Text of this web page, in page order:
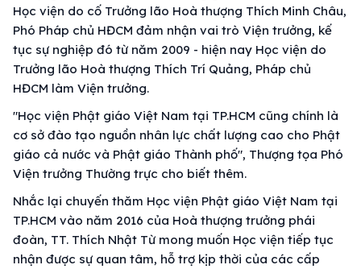
Học viện do cố Trưởng lão Hoà thượng Thích Minh Châu,
Phó Pháp chủ HĐCM đảm nhận vai trò Viện trưởng, kế
tục sự nghiệp đó từ năm 2009 - hiện nay Học viện do
Trưởng lão Hoà thượng Thích Trí Quảng, Pháp chủ
HĐCM làm Viện trưởng.
"Học viện Phật giáo Việt Nam tại TP.HCM cũng chính là
cơ sở đào tạo nguồn nhân lực chất lượng cao cho Phật
giáo cả nước và Phật giáo Thành phố", Thượng tọa Phó
Viện trưởng Thường trực cho biết thêm.
Nhắc lại chuyến thăm Học viện Phật giáo Việt Nam tại
TP.HCM vào năm 2016 của Hoà thượng trưởng phái
đoàn, TT. Thích Nhật Từ mong muốn Học viện tiếp tục
nhận được sự quan tâm, hỗ trợ kịp thời của các cấp